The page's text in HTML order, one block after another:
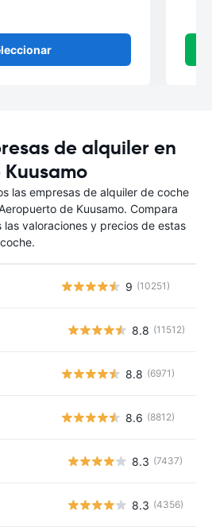
de alquiler en
las empresas de alquiler de coche
de Kuusamo. Compara
valoraciones y precios de estas
9 (10251)
8.8 (11512)
8.8 (6971)
8.6 (8812)
8.3 (7437)
8.3 (4356)